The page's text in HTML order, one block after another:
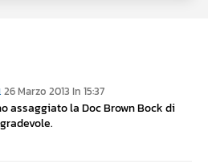
26 Marzo 2013 In 15:37
assaggiato la Doc Brown Bock di